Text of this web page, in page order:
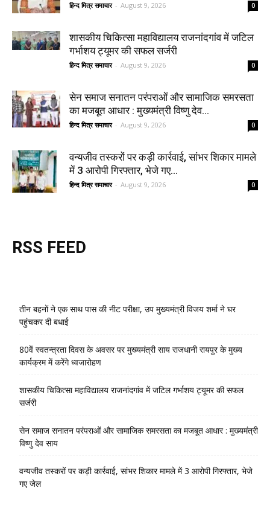
हिन्द मित्र समाचार - August 9, 2026 0
शासकीय चिकित्सा महाविद्यालय राजनांदगांव में जटिल
गर्भाशय ट्यूमर की सफल सर्जरी
हिन्द मित्र समाचार - August 9, 2026 0
सेन समाज सनातन परंपराओं और सामाजिक समरसता
का मजबूत आधार : मुख्यमंत्री विष्णु देव...
हिन्द मित्र समाचार - August 9, 2026 0
वन्यजीव तस्करों पर कड़ी कार्रवाई, सांभर शिकार मामले
में 3 आरोपी गिरफ्तार, भेजे गए...
हिन्द मित्र समाचार - August 9, 2026 0
RSS FEED
तीन बहनों ने एक साथ पास की नीट परीक्षा, उप मुख्यमंत्री विजय शर्मा ने घर
पहुंचकर दी बधाई
80वें स्वतन्त्रता दिवस के अवसर पर मुख्यमंत्री साय राजधानी रायपुर के मुख्य
कार्यक्रम में करेंगे ध्वजारोहण
शासकीय चिकित्सा महाविद्यालय राजनांदगांव में जटिल गर्भाशय ट्यूमर की सफल
सर्जरी
सेन समाज सनातन परंपराओं और सामाजिक समरसता का मजबूत आधार : मुख्यमंत्री
विष्णु देव साय
वन्यजीव तस्करों पर कड़ी कार्रवाई, सांभर शिकार मामले में 3 आरोपी गिरफ्तार, भेजे
गए जेल